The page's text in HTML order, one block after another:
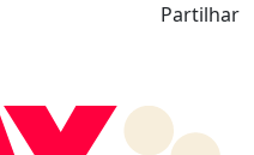
Partilhar